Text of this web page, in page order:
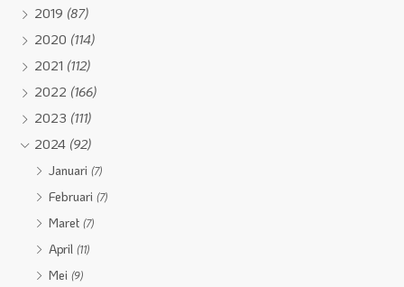
2019 (87)
2020 (114)
2021 (112)
2022 (166)
2023 (111)
2024 (92)
Januari(7)
Februari(7)
Maret(7)
April(11)
Mei(9)